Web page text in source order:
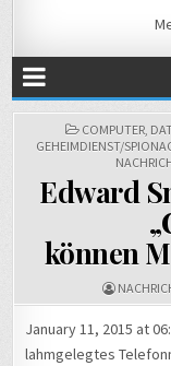
POSTED
IN
COMPUTER,
GEHEIMDIENST/
Edward
können
January 11, 2015 at
lahmgelegtes